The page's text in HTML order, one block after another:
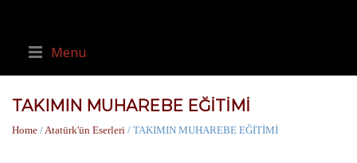
Menu
TAKIMIN MUHAREBE EĞİTİMİ
Home /Atatürk'ün Eserleri / TAKIMIN MUHAREBE EĞİTİMİ